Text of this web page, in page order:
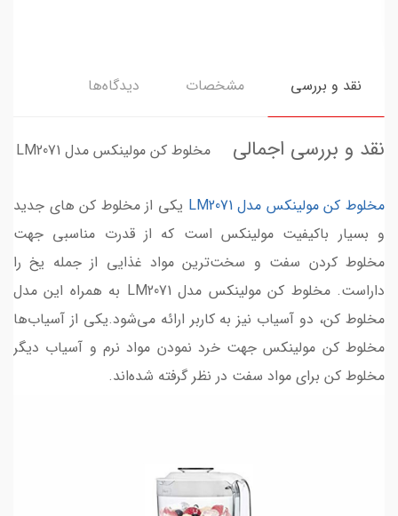
نقد و بررسی مشخصات دیدگاه‌ها
نقد و بررسی اجمالی مخلوط کن مولینکس مدل LM2071
مخلوط کن مولینکس مدل LM2071
یکی از مخلوط کن های جدید
و بسیار باکیفیت مولینکس است که از قدرت مناسبی جهت
مخلوط کردن سفت و سخت‌ترین مواد غذایی از جمله یخ را
داراست. مخلوط کن مولینکس مدل LM2071 به همراه این مدل
مخلوط کن، دو آسیاب نیز به کاربر ارائه می‌شود.یکی از آسیاب‌ها
مخلوط کن مولینکس جهت خرد نمودن مواد نرم و آسیاب دیگر
مخلوط کن برای مواد سفت در نظر گرفته شده‌اند.